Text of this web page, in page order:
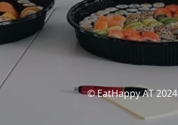
© EatHappy AT 2024